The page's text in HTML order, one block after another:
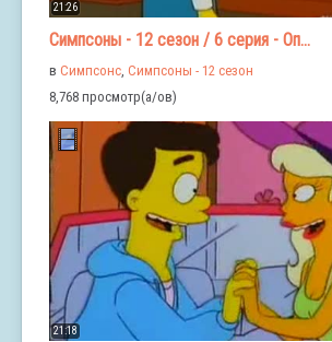
21:26
Симпсоны - 12 сезон / 6 серия - Оп...
в Симпсонс, Симпсоны - 12 сезон
8,768 просмотр(а/ов)
21:18